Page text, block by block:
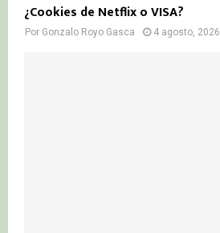
¿Cookies de Netflix o VISA?
Por Gonzalo Royo Gasca 4 agosto, 2026